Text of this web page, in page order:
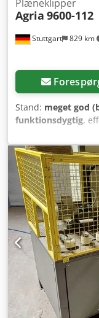
Stuttgart 829 km
Plæneklipper
Agria 9600-112
Stand: meget god
funktionsdygtig,
anden,
generation, nyt
mulchskjold
er fra 2023, har
meget god samlet
slitage. Service er
44.900,- €.
Fremvisning /
400,- € i hele
kan tilbydes